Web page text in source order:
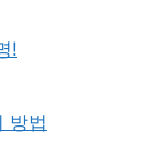
!
방법